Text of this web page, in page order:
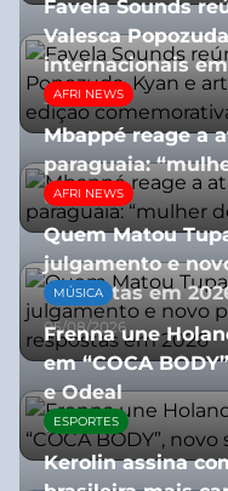
Favela Sounds
Valesca
internacionais
31/07/2026
AFRI NEWS
Mbappé reage a
paraguaia:
07/07/2026
AFRI NEWS
Quem Matou
julgamento e
respostas em
05/08/2026
MÚSICA
Frenna une
em “COCA
e Odeal
07/07/2026
ESPORTES
Kerolin assina